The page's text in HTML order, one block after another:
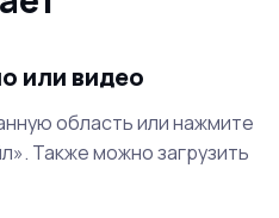
или видео
область или нажмите
Также можно загрузить